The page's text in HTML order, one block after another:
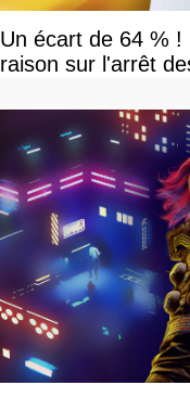
Un écart de 64 % !
raison sur l'arrêt